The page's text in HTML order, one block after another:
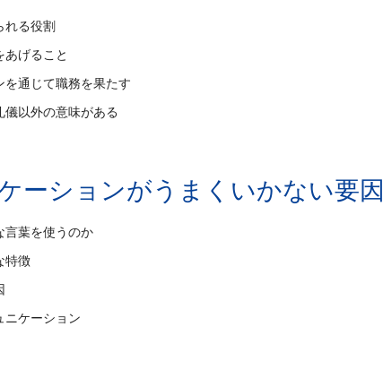
れる役割
げること
を通じて職務を果たす
以外の意味がある
ーションがうまくいかない要因
言葉を使うのか
特徴
ニケーション